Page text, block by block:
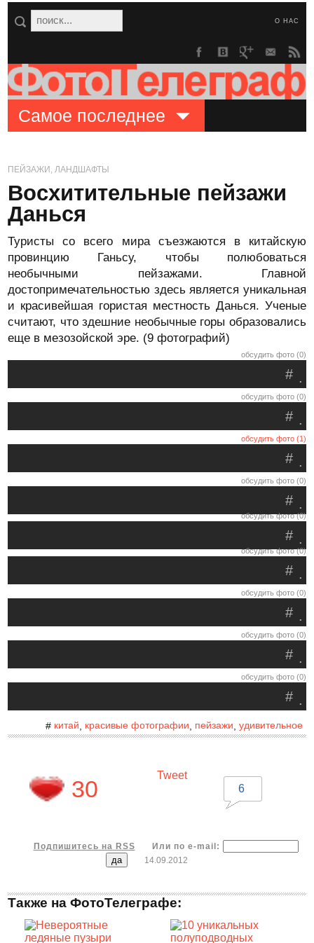
О НАС
Самое последнее
ПЕЙЗАЖИ, ЛАНДШАФТЫ
Восхитительные пейзажи
Данься
Туристы со всего мира съезжаются в китайскую
провинцию Ганьсу, чтобы полюбоваться
необычными пейзажами. Главной
достопримечательностью здесь является уникальная
и красивейшая гористая местность Данься. Ученые
считают, что здешние необычные горы образовались
еще в мезозойской эре. (9 фотографий)
обсудить фото (0)
.
#
обсудить фото (0)
.
#
обсудить фото (1)
.
#
обсудить фото (0)
.
#
обсудить фото (0)
.
#
обсудить фото (0)
.
#
обсудить фото (0)
.
#
обсудить фото (0)
.
#
обсудить фото (0)
.
#
# китай красивые фотографии пейзажи удивительное
30
Tweet
6
Подпишитесь на RSS
Или по e-mail:
14.09.2012
Также на ФотоТелеграфе: